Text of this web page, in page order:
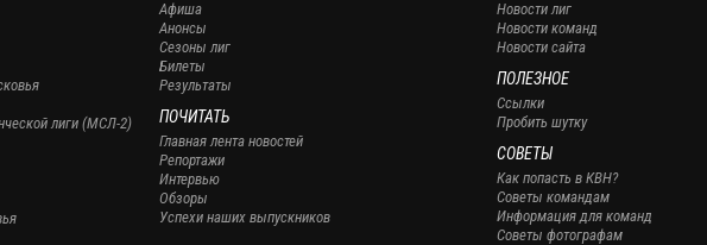
лиги (МСЛ-2)
Афиша
Анонсы
Сезоны лиг
Билеты
Результаты
ПОЧИТАТЬ
Главная лента новостей
Репортажи
Интервью
Обзоры
Успехи наших выпускников
Новости лиг
Новости команд
Новости сайта
ПОЛЕЗНОЕ
Ссылки
Пробить шутку
СОВЕТЫ
Как попасть в КВН?
Советы командам
Информация для команд
Советы фотографам